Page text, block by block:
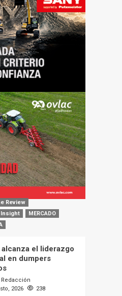
Review
Insight
MERCADO
alcanza el liderazgo
en dumpers
Redacción
2026
238